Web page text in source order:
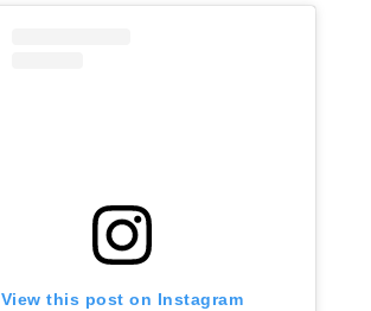
View this post on Instagram